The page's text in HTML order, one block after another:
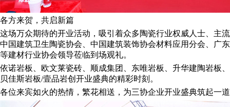
各方来贺，共启新篇
这场万众期待的开业活动，吸引着众多陶瓷行业权威人士、主
中国建筑卫生陶瓷协会、中国建筑装饰协会材料应用分会、广
等建材行业协会领导莅临到场观礼。
依诺岩板、欧文莱瓷砖、顺成集团、东唯岩板、升华建陶岩板
贝佳斯岩板/壹品岩创开业盛典的精彩时刻。
各位来宾如火的热情，繁花相送，为三协企业开业盛典筑起一